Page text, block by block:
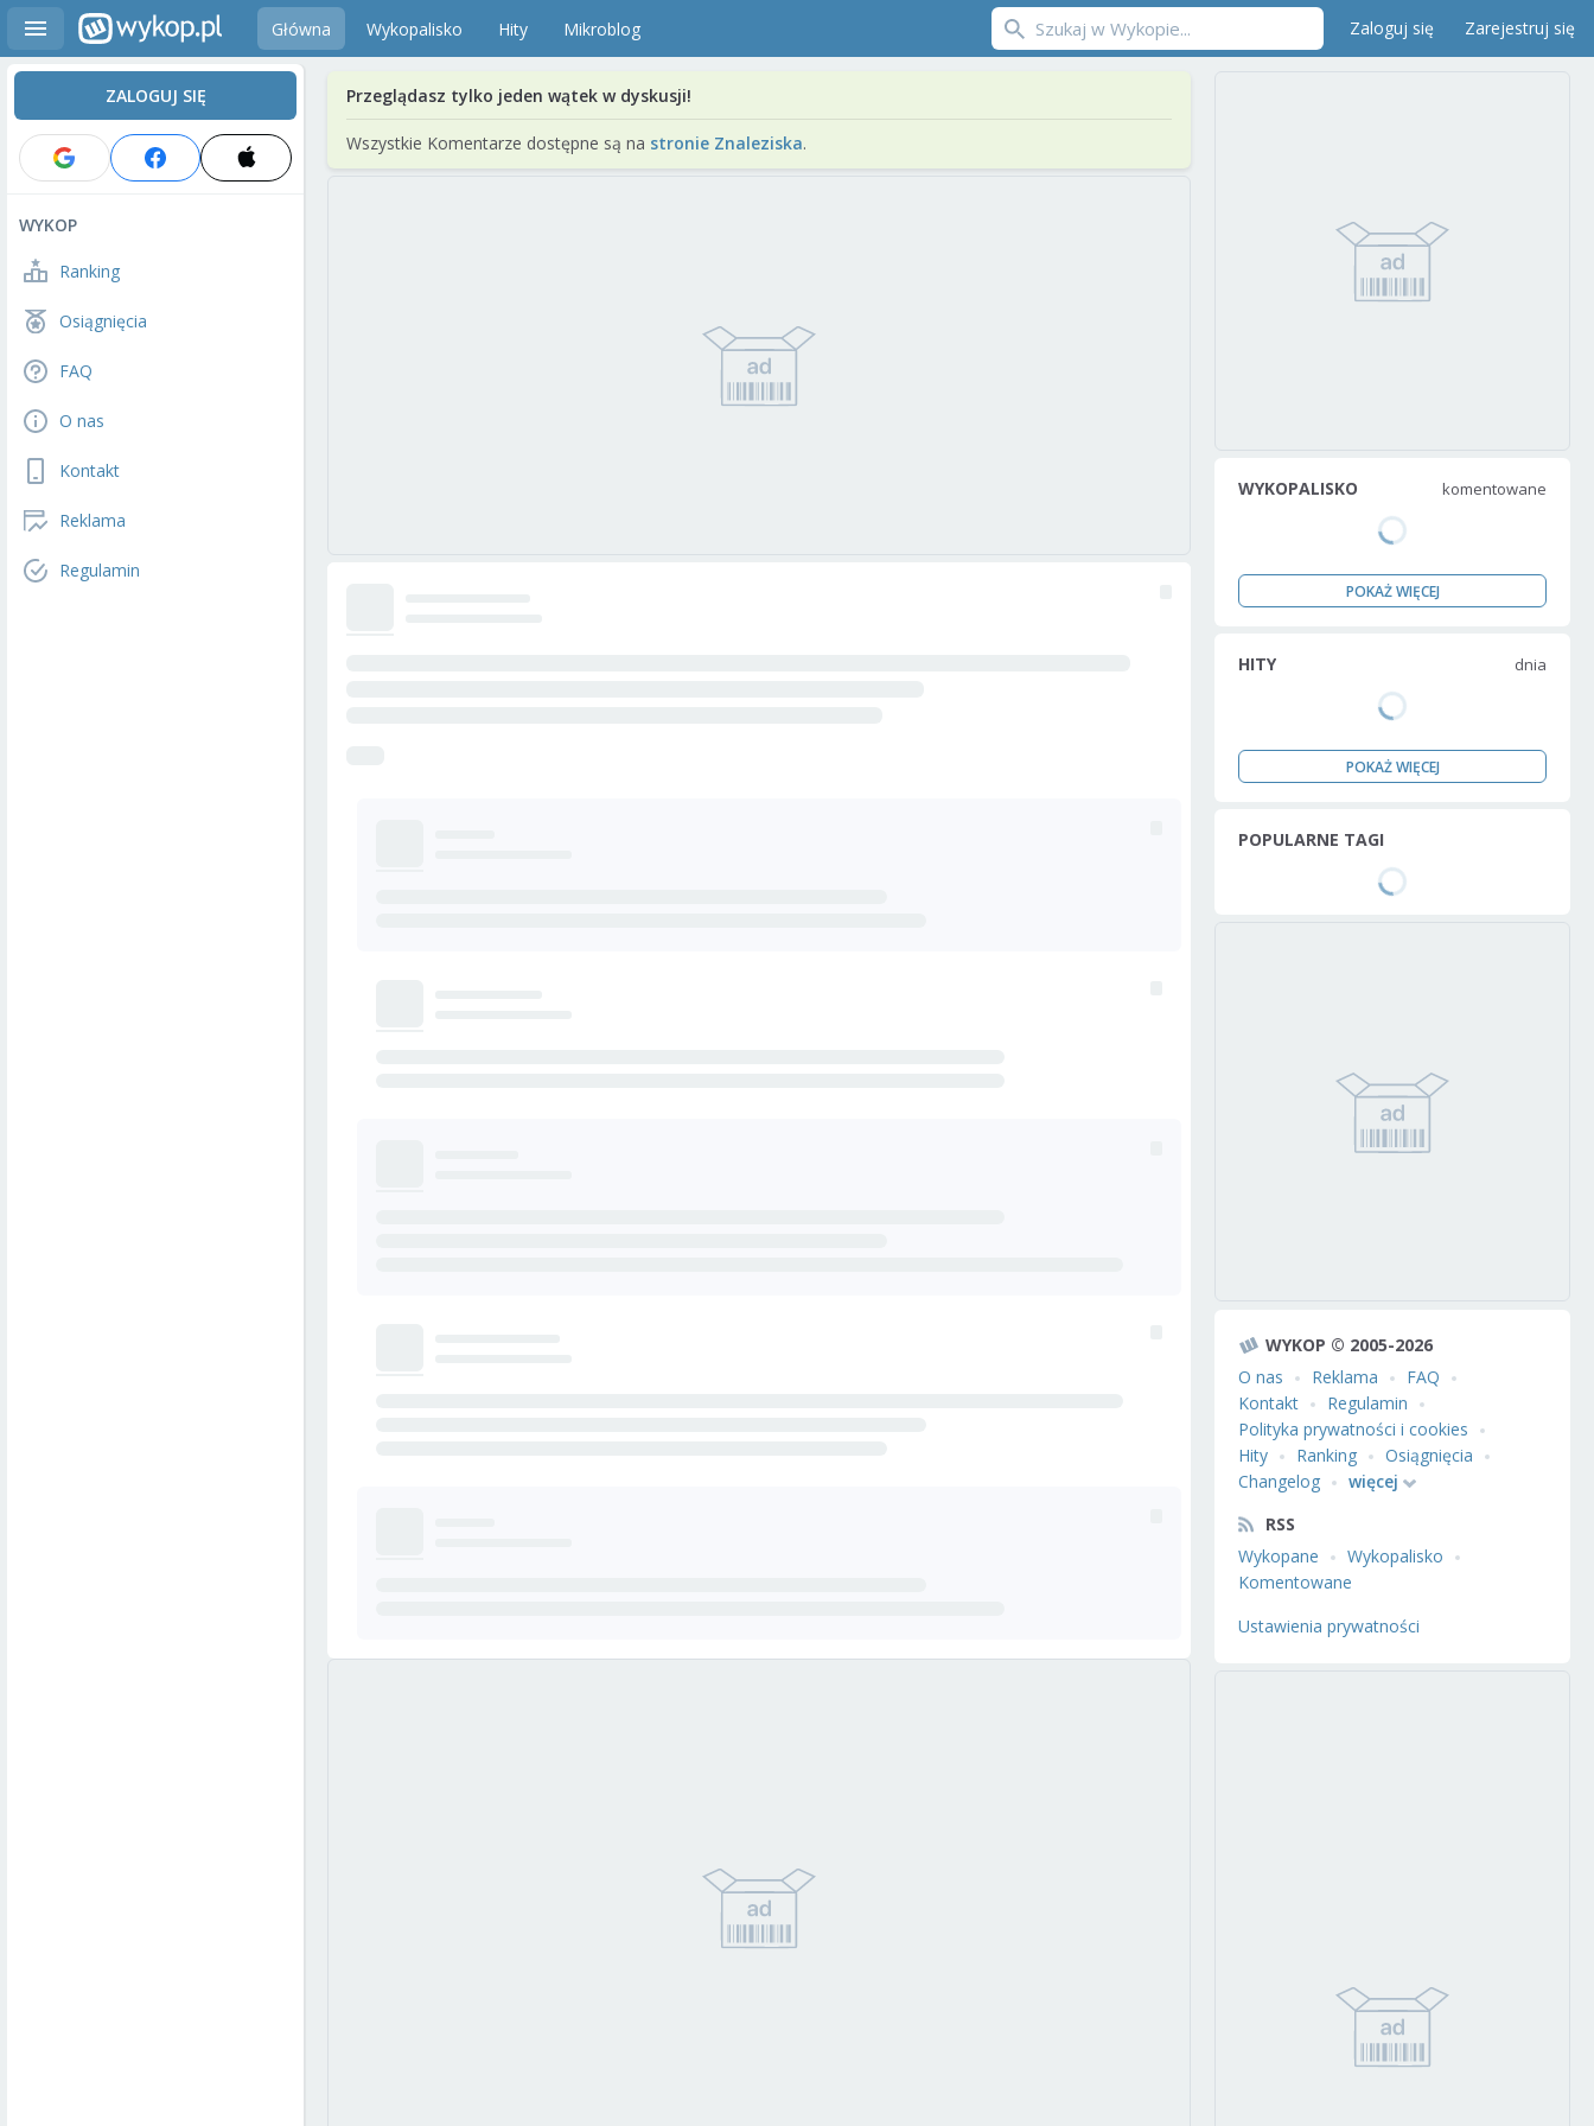
Główna Wykopalisko Hity Mikroblog Zaloguj się Zarejestruj się
ZALOGUJ SIĘ
WYKOP
Ranking
Osiągnięcia
FAQ
O nas
Kontakt
Reklama
Regulamin
Przeglądasz tylko jeden wątek w dyskusji!
Wszystkie Komentarze dostępne są na stronie Znaleziska.
WYKOPALISKO komentowane
POKAŻ WIĘCEJ
HITY dnia
POKAŻ WIĘCEJ
POPULARNE TAGI
WYKOP © 2005-2026
O nas
Reklama
FAQ
Kontakt
Regulamin
Polityka prywatności i cookies
Hity
Ranking
Osiągnięcia
Changelog
więcej
RSS
Wykopane
Wykopalisko
Komentowane
Ustawienia prywatności